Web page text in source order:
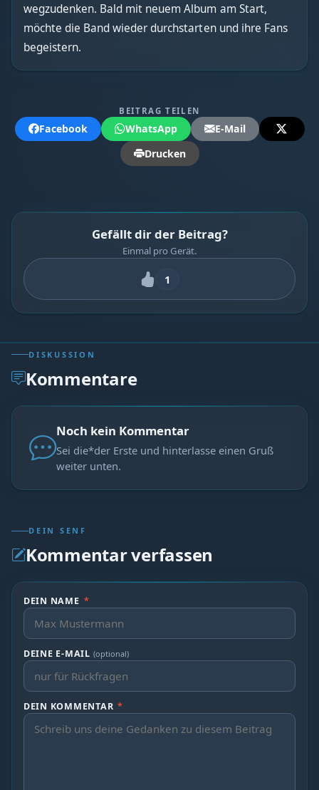
wegzudenken. Bald mit neuem Album am Start,
möchte die Band wieder durchstarten und ihre Fans
begeistern.
BEITRAG TEILEN
Facebook WhatsApp
E-Mail
Drucken
Gefällt dir der Beitrag?
Einmal pro Gerät.
1
DISKUSSION
Kommentare
Noch kein Kommentar
Sei die*der Erste und hinterlasse einen Gruß
weiter unten.
DEIN SENF
Kommentar verfassen
DEIN NAME *
DEINE E-MAIL (optional)
DEIN KOMMENTAR *